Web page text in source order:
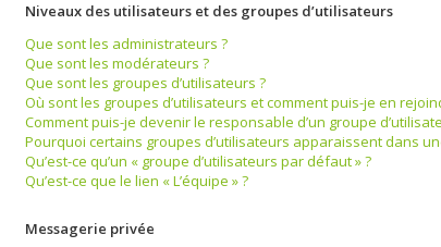
Niveaux des utilisateurs et des groupes d’utilisateurs
Que sont les administrateurs ?
Que sont les modérateurs ?
Que sont les groupes d’utilisateurs ?
Où sont les groupes d’utilisateurs et comment puis-je en
Comment puis-je devenir le responsable d’un groupe
Pourquoi certains groupes d’utilisateurs apparaissent dans
Qu’est-ce qu’un « groupe d’utilisateurs par défaut » ?
Qu’est-ce que le lien « L’équipe » ?
Messagerie privée